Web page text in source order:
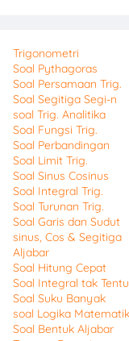
Trigonometri
Soal Pythagoras
Soal Persamaan Trig.
Soal Segitiga Segi-n
soal Trig. Analitika
Soal Fungsi Trig.
Soal Perbandingan
Soal Limit Trig.
Soal Sinus Cosinus
Soal Integral Trig.
Soal Turunan Trig.
Soal Garis dan Sudut
sinus, Cos & Segitiga
Aljabar
Soal Hitung Cepat
Soal Integral tak Tentu
Soal Suku Banyak
soal Logika Matematik
Soal Bentuk Aljabar